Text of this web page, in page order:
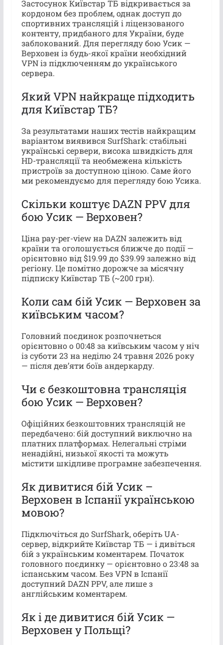
Застосунок Київстар ТБ відкривається за
кордоном без проблем, однак доступ до
спортивних трансляцій і ліцензованого
контенту, придбаного для України, буде
заблокований. Для перегляду бою Усик —
Верховен із будь-якої країни необхідний
VPN із підключенням до українського
сервера.
Який VPN найкраще підходить
для Київстар ТБ?
За результатами наших тестів найкращим
варіантом виявився SurfShark: стабільні
українські сервери, висока швидкість для
HD-трансляції та необмежена кількість
пристроїв за доступною ціною. Саме його
ми рекомендуємо для перегляду бою Усика.
Скільки коштує DAZN PPV для
бою Усик — Верховен?
Ціна pay-per-view на DAZN залежить від
країни та оголошується ближче до події —
орієнтовно від $19.99 до $39.99 залежно від
регіону. Це помітно дорожче за місячну
підписку Київстар ТБ (~200 грн).
Коли сам бій Усик — Верховен за
київським часом?
Головний поєдинок розпочнеться
орієнтовно о 00:48 за київським часом у ніч
із суботи 23 на неділю 24 травня 2026 року
— після дев’яти боїв андеркарду.
Чи є безкоштовна трансляція
бою Усик — Верховен?
Офіційних безкоштовних трансляцій не
передбачено: бій доступний виключно на
платних платформах. Нелегальні стріми
ненадійні, низької якості та можуть
містити шкідливе програмне забезпечення.
Як дивитися бій Усик –
Верховен в Іспанії українською
мовою?
Підключіться до SurfShark, оберіть UA-
сервер, відкрийте Київстар ТБ — і дивіться
бій з українським коментарем. Початок
головного поєдинку — орієнтовно о 23:48 за
іспанським часом. Без VPN в Іспанії
доступний DAZN PPV, але лише з
англійським коментарем.
Як і де дивитися бій Усик —
Верховен у Польщі?